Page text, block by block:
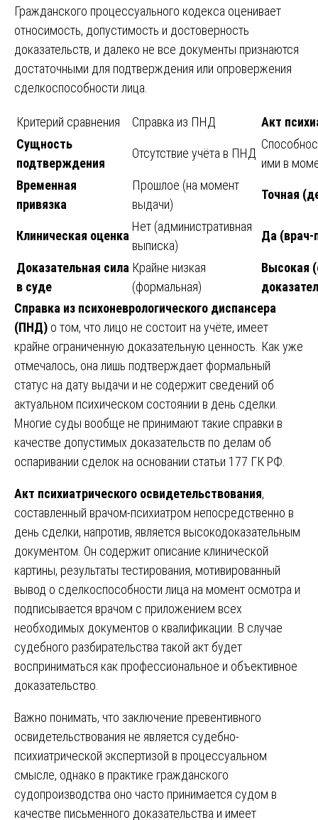
Гражданского процессуального кодекса оценивает
относимость, допустимость и достоверность
доказательств, и далеко не все документы признаются
достаточными для подтверждения или опровержения
сделкоспособности лица.
Критерий сравнения Справка из ПНД
Акт
Сущность
подтверждения
Отсутствие учёта в ПНД
ими в
Временная
привязка
Прошлое (на момент
выдачи)
Точная
Клиническая оценка
Нет (административная
выписка)
Да (врач-
Доказательная сила
в суде
Крайне низкая
(формальная)
Высокая
Справка из психоневрологического диспансера
(ПНД) о том, что лицо не состоит на учёте, имеет
крайне ограниченную доказательную ценность. Как уже
отмечалось, она лишь подтверждает формальный
статус на дату выдачи и не содержит сведений об
актуальном психическом состоянии в день сделки.
Многие суды вообще не принимают такие справки в
качестве допустимых доказательств по делам об
оспаривании сделок на основании статьи 177 ГК РФ.
Акт психиатрического освидетельствования,
составленный врачом-психиатром непосредственно в
день сделки, напротив, является высокодоказательным
документом. Он содержит описание клинической
картины, результаты тестирования, мотивированный
вывод о сделкоспособности лица на момент осмотра и
подписывается врачом с приложением всех
необходимых документов о квалификации. В случае
судебного разбирательства такой акт будет
восприниматься как профессиональное и объективное
доказательство.
Важно понимать, что заключение превентивного
освидетельствования не является судебно-
психиатрической экспертизой в процессуальном
смысле, однако в практике гражданского
судопроизводства оно часто принимается судом в
качестве письменного доказательства и имеет